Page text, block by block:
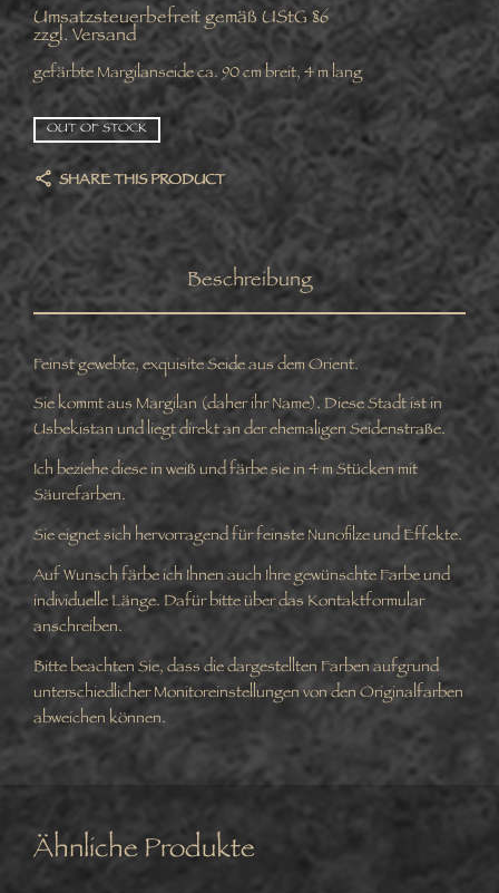
Umsatzsteuerbefreit gemäß UStG §6
zzgl.Versand
gefärbte Margilanseide ca. 90 cm breit, 4 m lang
OUT OF STOCK
SHARE THIS PRODUCT
Beschreibung
Feinst gewebte, exquisite Seide aus dem Orient.
Sie kommt aus Margilan (daher ihr Name). Diese Stadt ist in
Usbekistan und liegt direkt an der ehemaligen Seidenstraße.
Ich beziehe diese in weiß und färbe sie in 4 m Stücken mit
Säurefarben.
Sie eignet sich hervorragend für feinste Nunofilze und Effekte.
Auf Wunsch färbe ich Ihnen auch Ihre gewünschte Farbe und
individuelle Länge. Dafür bitte über das Kontaktformular
anschreiben.
Bitte beachten Sie, dass die dargestellten Farben aufgrund
unterschiedlicher Monitoreinstellungen von den Originalfarben
abweichen können.
Ähnliche Produkte